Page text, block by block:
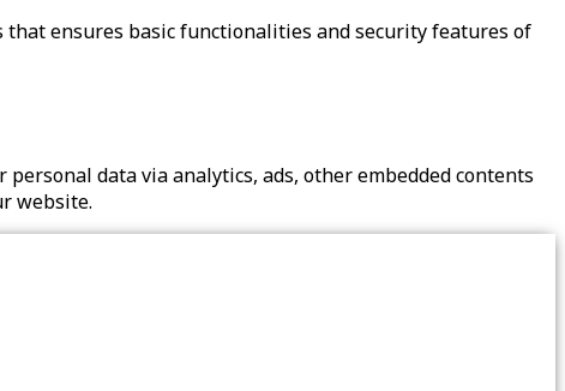
ensures basic functionalities and security features of
data via analytics, ads, other embedded contents
website.